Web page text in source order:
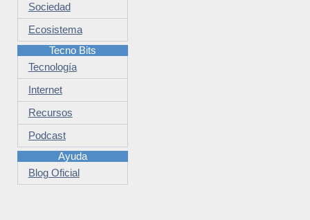
Sociedad
Ecosistema
Tecno Bits
Tecnología
Internet
Recursos
Podcast
Ayuda
Blog Oficial